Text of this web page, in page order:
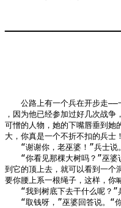
公路上有一个兵在开步走——
，因为他已经参加过好几次战
可憎的人物，她的下嘴唇垂到她
大，你真是一个不折不扣的兵士
“谢谢你，老巫婆！”兵士说。
“你看见那棵大树吗？”巫婆
到它的顶上去，就可以看到一个
要你腰上系一根绳子，这样，你
“我到树底下去干什么呢？”
“取钱呀，”巫婆回答说。“你